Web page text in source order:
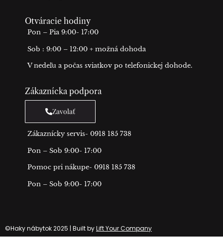
Otváracie hodiny
Pon – Pia 9:00- 17:00
Sob : 9:00 – 12:00 + možná dohoda
V nedeľu a počas sviatkov po telefonickej dohode.
Zákaznícka podpora
Zavolať
Zákaznícky servis- 0918 185 738
Pon – Sob 9:00- 17:00
Pomoc pri nákupe- 0918 185 738
Pon – Sob 9:00- 17:00
©Haky nábytok 2025 | Built byLift Your Company